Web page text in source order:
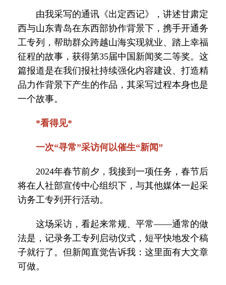
由我采写的通讯《出定西记》，讲述甘肃定
西与山东青岛在东西部协作背景下，携手开通务
工专列，帮助群众跨越山海实现就业、踏上幸福
征程的故事，获得第35届中国新闻奖二等奖。这
篇报道是在我们报社持续强化内容建设、打造精
品力作背景下产生的作品，其采写过程本身也是
一个故事。
*看得见*
一次“寻常”采访何以催生“新闻”
2024年春节前夕，我接到一项任务，春节后
将在人社部宣传中心组织下，与其他媒体一起采
访务工专列开行活动。
这场采访，看起来常规、平常——通常的做
法是，记录务工专列启动仪式，短平快地发个稿
子就行了。但新闻直觉告诉我：这里面有大文章
可做。